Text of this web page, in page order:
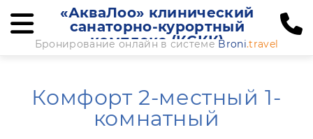
«АкваЛоо» клинический
санаторно-курортный
комплекс (КСКК)
Бронирование онлайн в системе Broni.travel
Комфорт 2-местный 1-
комнатный